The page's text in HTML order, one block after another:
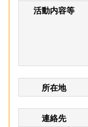
活動内容等
所在地
連絡先